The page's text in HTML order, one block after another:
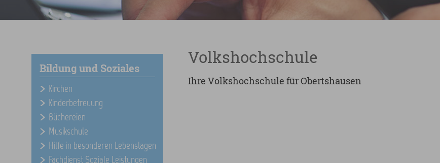
Bildung und Soziales
Kirchen
Kinderbetreuung
Büchereien
Musikschule
Hilfe in besonderen Lebenslagen
Fachdienst Soziale Leistungen
Volkshochschule
Ihre Volkshochschule für Obertshausen